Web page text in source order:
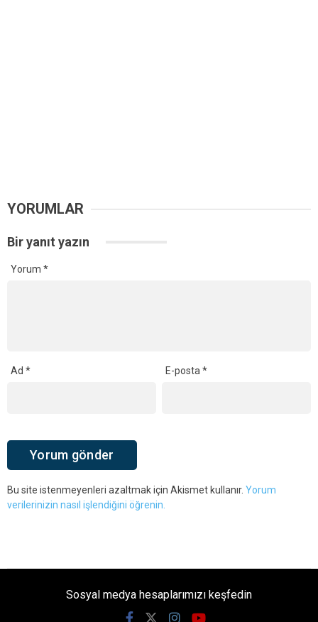
YORUMLAR
Bir yanıt yazın
Yorum *
Ad * E-posta*
Bu site istenmeyenleri azaltmak için Akismet kullanır. Yorum
verilerinizin nasıl işlendiğini öğrenin.
Sosyal medya hesaplarımızı keşfedin